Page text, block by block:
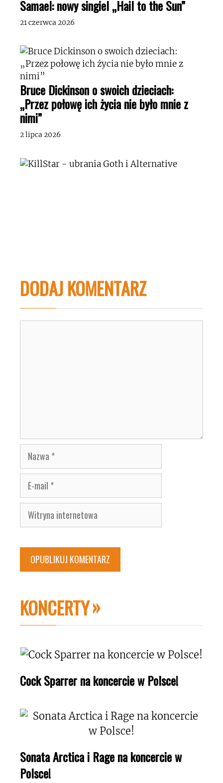
Samael: nowy singiel „Hail to the Sun”
21 czerwca 2026
Bruce Dickinson o swoich dzieciach:
„Przez połowę ich życia nie było mnie z
nimi”
2 lipca 2026
DODAJ KOMENTARZ
Nazwa
E-
mail
Witryna
internetowa
KONCERTY
Cock Sparrer na koncercie w Polsce!
Sonata Arctica i Rage na koncercie w
Polsce!